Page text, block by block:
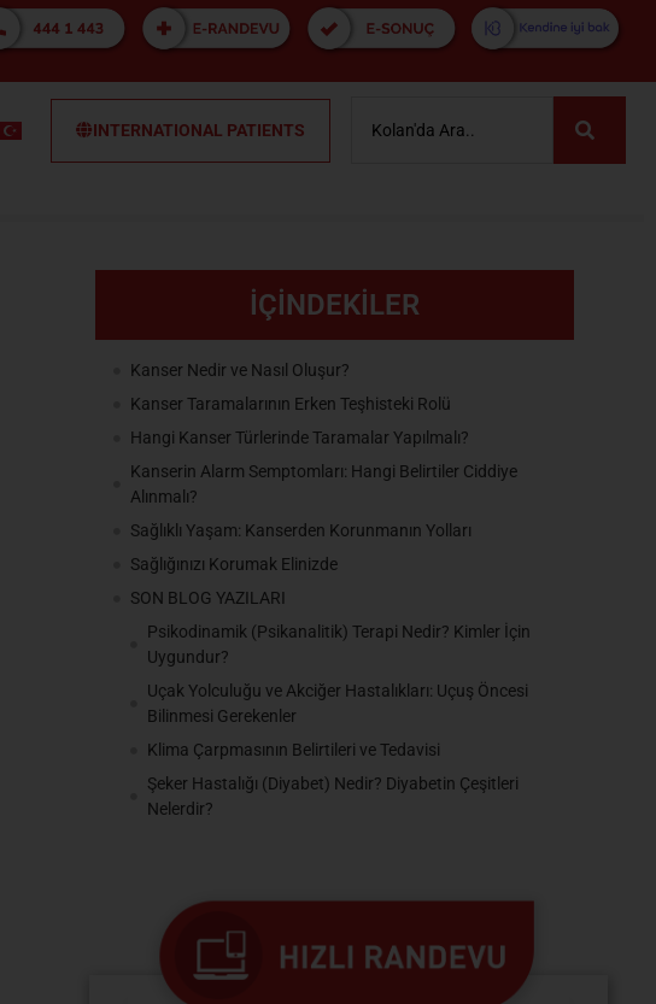
INTERNATIONAL PATIENTS
İÇİNDEKİLER
Kanser Nedir ve Nasıl Oluşur?
Kanser Taramalarının Erken Teşhisteki Rolü
Hangi Kanser Türlerinde Taramalar Yapılmalı?
Kanserin Alarm Semptomları: Hangi Belirtiler Ciddiye
Alınmalı?
Sağlıklı Yaşam: Kanserden Korunmanın Yolları
Sağlığınızı Korumak Elinizde
SON BLOG YAZILARI
Psikodinamik (Psikanalitik) Terapi Nedir? Kimler İçin
Uygundur?
Uçak Yolculuğu ve Akciğer Hastalıkları: Uçuş Öncesi
Bilinmesi Gerekenler
Klima Çarpmasının Belirtileri ve Tedavisi
Şeker Hastalığı (Diyabet) Nedir? Diyabetin Çeşitleri
Nelerdir?